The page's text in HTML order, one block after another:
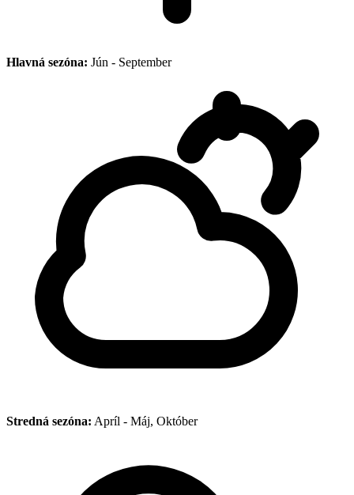
Hlavná sezóna: Jún - September
Stredná sezóna: Apríl - Máj, Október